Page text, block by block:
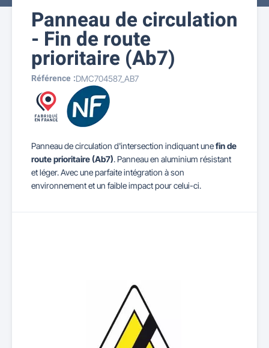
Panneau de circulation
- Fin de route
prioritaire (Ab7)
Référence :DMC704587_AB7
Panneau de circulation d'intersection indiquant unefin de
route prioritaire (Ab7). Panneau en aluminium résistant
et léger. Avec une parfaite intégration à son
environnement et un faible impact pour celui-ci.